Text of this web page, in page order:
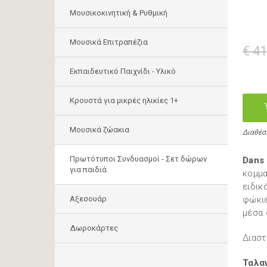
Μουσικοκινητική & Ρυθμική
Μουσικά Επιτραπέζια
Εκπαιδευτικό Παιχνίδι - Υλικό
Κρουστά για μικρές ηλικίες 1+
Mουσικά ζώακια
Πρωτότυποι Συνδυασμοί - Σετ δώρων
για παιδιά
Αξεσουάρ
Δωροκάρτες
€
μέσα